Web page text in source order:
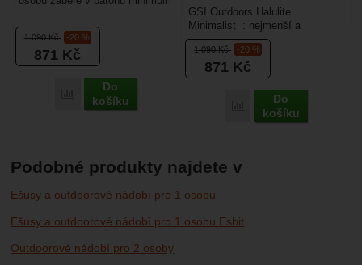
1 090Kč -20 %
871 Kč
Porovnat
Do
košíku
nádobí má...
1 090Kč -20 %
871 Kč
Porovnat
Do
košíku
GSI Outdoors Halulite
Minimalist : nejmenší a
ultralehká sada nádobí určená na
vaření pro 1 osobu. Je...
Podobné produkty najdete v
Ešusy a outdoorové nádobí pro 1 osobu
Ešusy a outdoorové nádobí pro 1 osobu Esbit
Outdoorové nádobí pro 2 osoby